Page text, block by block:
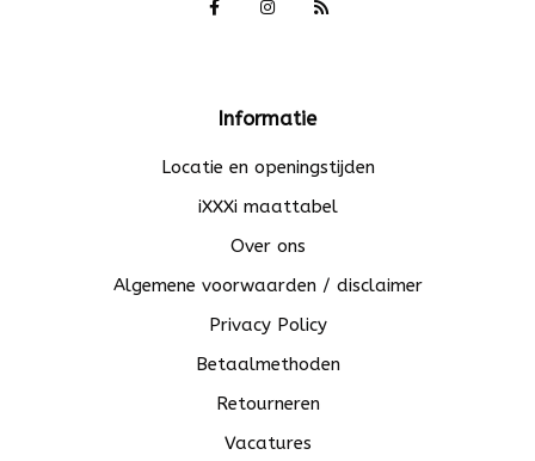
Informatie
Locatie en openingstijden
iXXXi maattabel
Over ons
Algemene voorwaarden / disclaimer
Privacy Policy
Betaalmethoden
Retourneren
Vacatures